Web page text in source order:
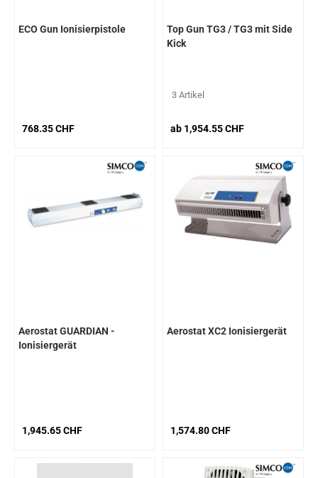
ECO Gun Ionisierpistole
768.35 CHF
Top Gun TG3 / TG3 mit Side
Kick
3 Artikel
ab 1,954.55 CHF
Aerostat GUARDIAN -
Ionisiergerät
1,945.65 CHF
Aerostat XC2 Ionisiergerät
1,574.80 CHF